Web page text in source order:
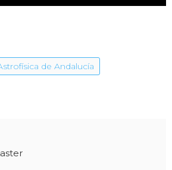
de Andalucía